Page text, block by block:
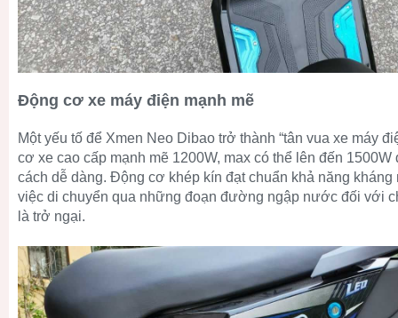
Động cơ xe máy điện mạnh mẽ
Một yếu tố để Xmen Neo Dibao trở thành “tân vua xe máy
cơ xe cao cấp mạnh mẽ 1200W, max có thể lên đến 1500W
cách dễ dàng. Động cơ khép kín đạt chuẩn khả năng
việc di chuyển qua những đoạn đường ngập nước đối với
là trở ngại.